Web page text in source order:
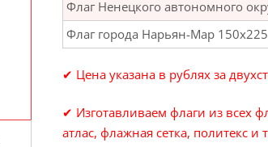
Флаг Ненецкого автономного
Флаг города Нарьян-Мар
✔ Цена указана в рублях за
✔ Изготавливаем флаги из всех
атлас, флажная сетка, политекс и